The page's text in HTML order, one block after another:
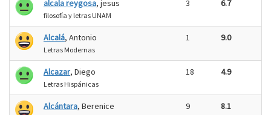
alcala reygosa, jesus
filosofía y letras UNAM
3 6.7
Alcalá, Antonio
Letras Modernas
1 9.0
Alcazar, Diego
Letras Hispánicas
18 4.9
Alcántara, Berenice 9 8.1